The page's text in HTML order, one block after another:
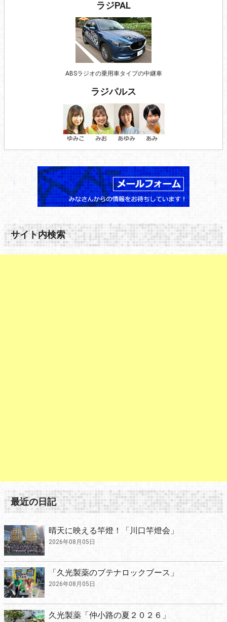
ラジPAL
ABSラジオの乗用車タイプの中継車
ラジパルス
サイト内検索
最近の日記
晴天に映える竿燈！「川口竿燈会」
2026年08月05日
「久光製薬のブテナロックブース」
2026年08月05日
久光製薬「仲小路の夏２０２６」